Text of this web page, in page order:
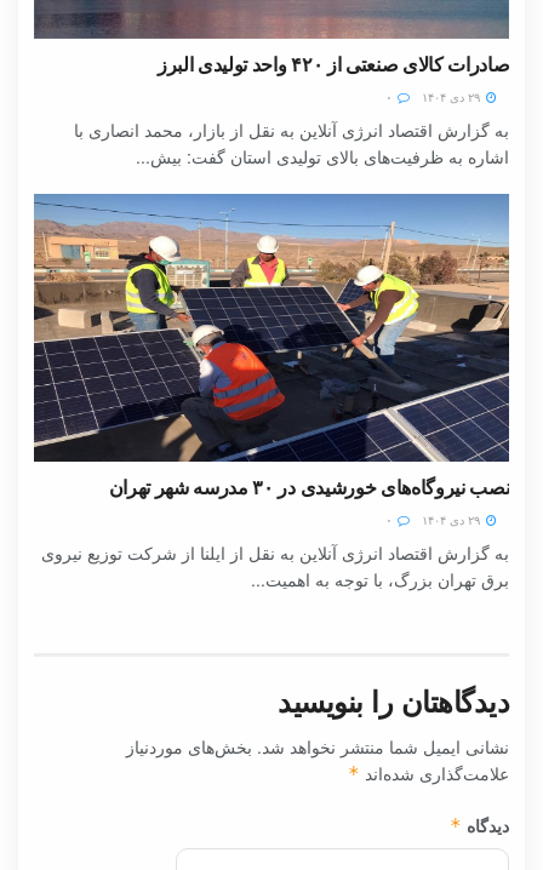
صادرات کالای صنعتی از ۴۲۰ واحد تولیدی البرز
به گزارش اقتصاد انرژی آنلاین به نقل از بازار، محمد انصاری با
اشاره به ظرفیت‌های بالای تولیدی استان گفت: بیش...
نصب نیروگاه‌های خورشیدی در ۳۰ مدرسه شهر تهران
به گزارش اقتصاد انرژی آنلاین به نقل از ایلنا از شرکت توزیع نیروی
برق تهران بزرگ، با توجه به اهمیت...
دیدگاهتان را بنویسید
نشانی ایمیل شما منتشر نخواهد شد. بخش‌های موردنیاز
علامت‌گذاری شده‌اند *
دیدگاه *